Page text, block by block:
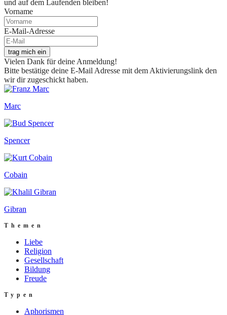
und auf dem Laufenden bleiben!
Vorname
E-Mail-Adresse
trag mich ein
Vielen Dank für deine Anmeldung!
Bitte bestätige deine E-Mail Adresse mit dem Aktivierungslink den
wir dir zugeschickt haben.
Marc
Spencer
Cobain
Gibran
Themen
Liebe
Religion
Gesellschaft
Bildung
Freude
Typen
Aphorismen